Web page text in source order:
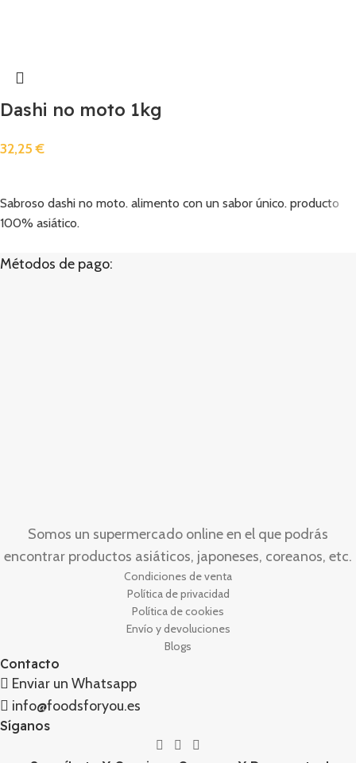
Dashi no moto 1kg
32,25€
Sabroso dashi no moto. alimento con un sabor único. producto
100% asiático.
Métodos de pago:
Somos un supermercado online en el que podrás
encontrar productos asiáticos, japoneses, coreanos, etc.
Condiciones de venta
Política de privacidad
Política de cookies
Envío y devoluciones
Blogs
Contacto
Enviar un Whatsapp
info@foodsforyou.es
Síganos